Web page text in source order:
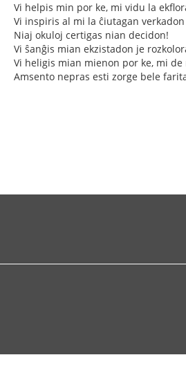
Vi helpis min por ke, mi vidu la
Vi inspiris al mi la ĉiutagan
Niaj okuloj certigas nian decidon!
Vi ŝanĝis mian ekzistadon je
Vi heligis mian mienon por ke, mi
Amsento nepras esti zorge bele